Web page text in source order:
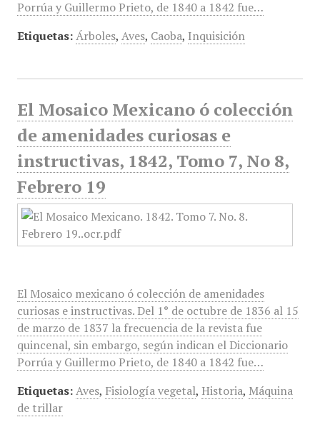
Porrúa y Guillermo Prieto, de 1840 a 1842 fue…
Etiquetas: Árboles, Aves, Caoba, Inquisición
El Mosaico Mexicano ó colección
de amenidades curiosas e
instructivas, 1842, Tomo 7, No 8,
Febrero 19
El Mosaico mexicano ó colección de amenidades
curiosas e instructivas. Del 1° de octubre de 1836 al 15
de marzo de 1837 la frecuencia de la revista fue
quincenal, sin embargo, según indican el Diccionario
Porrúa y Guillermo Prieto, de 1840 a 1842 fue…
Etiquetas: Aves, Fisiología vegetal, Historia, Máquina
de trillar